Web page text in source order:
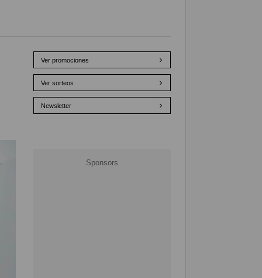
Ver promociones
Ver sorteos
Newsletter